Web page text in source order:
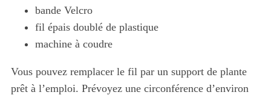
bande Velcro
fil épais doublé de plastique
machine à coudre
Vous pouvez remplacer le fil par un support de plante
prêt à l’emploi. Prévoyez une circonférence d’environ